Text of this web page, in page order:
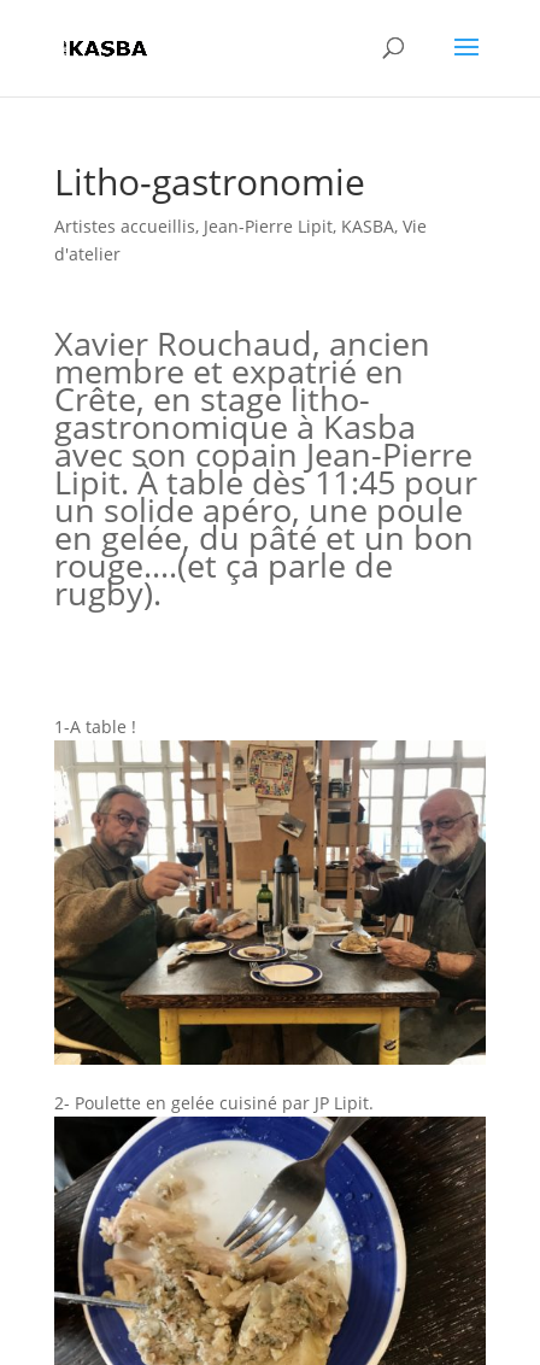
Litho-gastronomie
Artistes accueillis, Jean-Pierre Lipit, KASBA, Vie
d'atelier
Xavier Rouchaud, ancien
membre et expatrié en
Crête, en stage litho-
gastronomique à Kasba
avec son copain Jean-Pierre
Lipit. À table dès 11:45 pour
un solide apéro, une poule
en gelée, du pâté et un bon
rouge….(et ça parle de
rugby).
1-A table !
2- Poulette en gelée cuisiné par JP Lipit.